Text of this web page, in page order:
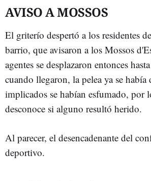
AVISO A MOSSOS
El griterío despertó a los residentes
barrio, que avisaron a los Mossos
agentes se desplazaron entonces
cuando llegaron, la pelea ya se
implicados se habían esfumado, por
desconoce si alguno resultó herido.
Al parecer, el desencadenante del
deportivo.